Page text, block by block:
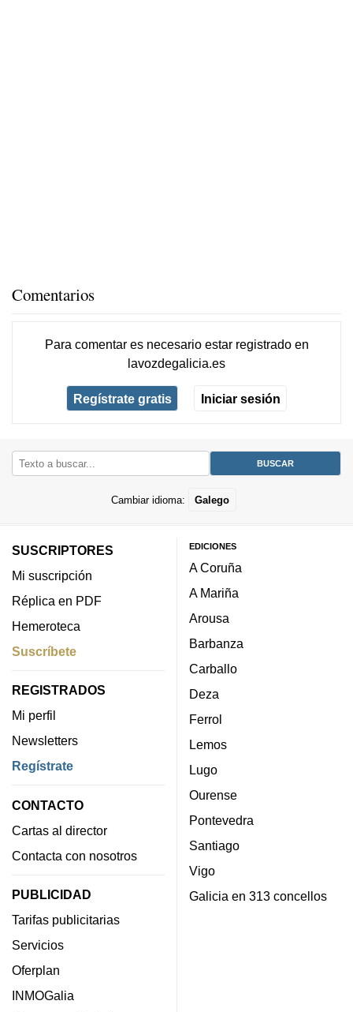
Comentarios
Para comentar es necesario estar registradoen
lavozdegalicia.es
Regístrate gratis Iniciar sesión
Cambiar idioma: Galego
SUSCRIPTORES
Mi suscripción
Réplica en PDF
Hemeroteca
Suscríbete
REGISTRADOS
Mi perfil
Newsletters
Regístrate
CONTACTO
Cartas al director
Contacta con nosotros
PUBLICIDAD
Tarifas publicitarias
Servicios
Oferplan
INMOGalia
EDICIONES
A Coruña
A Mariña
Arousa
Barbanza
Carballo
Deza
Ferrol
Lemos
Lugo
Ourense
Pontevedra
Santiago
Vigo
Galicia en 313 concellos